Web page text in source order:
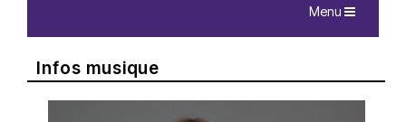
Navigation
Menu
Infos musique